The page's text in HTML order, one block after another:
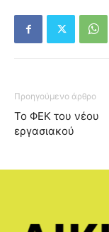
Προηγούμενο άρθρο
Το ΦΕΚ του νέου
εργασιακού